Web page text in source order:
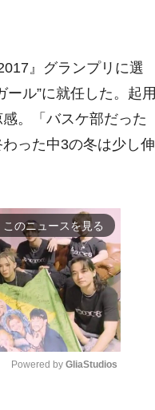
』グランプリに選
ル”に就任した。起用
。「バスケ部だった
った中3の冬は少し伸
このニュースを見る
Powered by GliaStudios